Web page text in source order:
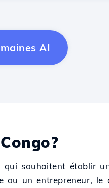
AI
souhaitent établir
ou un entrepreneur,